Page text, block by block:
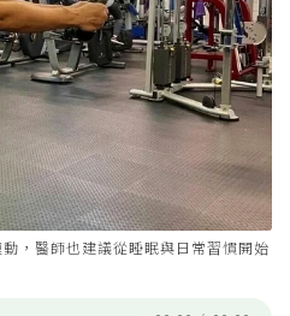
，醫師也建議從睡眠與日常習慣開始